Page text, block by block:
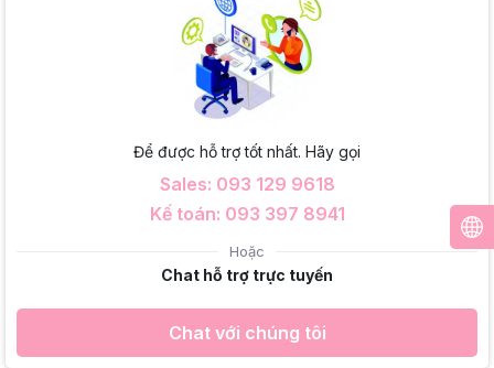
Để được hỗ trợ tốt nhất. Hãy gọi
Sales: 093 129 9618
Kế toán: 093 397 8941
Hoặc
Chat hỗ trợ trực tuyến
Chat với chúng tôi